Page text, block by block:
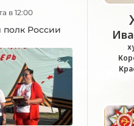
в 12:00
России